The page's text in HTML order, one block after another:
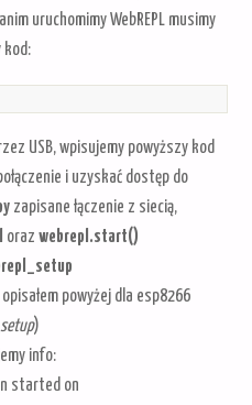
uruchomimy WebREPL musimy
kod:
USB, wpisujemy powyższy kod
i uzyskać dostęp do
zapisane łączenie z siecią,
orazwebrepl.start()
powyżej dla esp8266
)
info:
started on